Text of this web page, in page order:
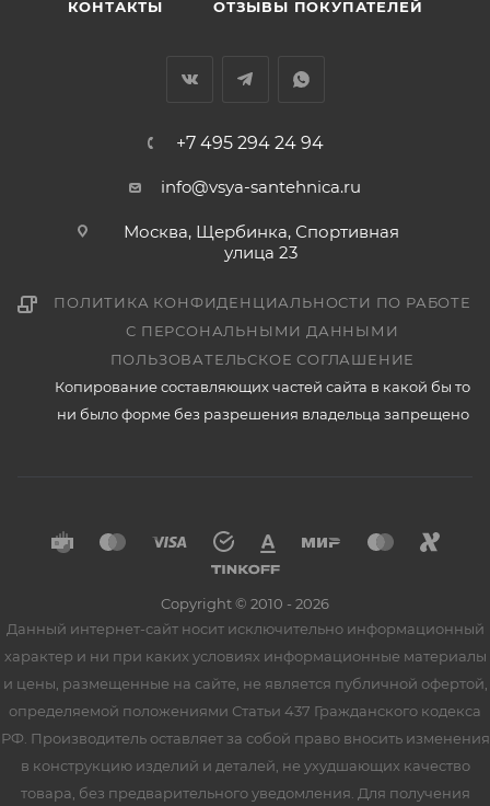
КОНТАКТЫ ОТЗЫВЫ ПОКУПАТЕЛЕЙ
+7 495 294 24 94
info@vsya-santehnica.ru
Москва, Щербинка, Спортивная
улица 23
ПОЛИТИКА КОНФИДЕНЦИАЛЬНОСТИ ПО РАБОТЕ
С ПЕРСОНАЛЬНЫМИ ДАННЫМИ
ПОЛЬЗОВАТЕЛЬСКОЕ СОГЛАШЕНИЕ
Копирование составляющих частей сайта в какой бы то
ни было форме без разрешения владельца запрещено
Copyright © 2010 - 2026
Данный интернет-сайт носит исключительно информационный
характер и ни при каких условиях информационные материалы
и цены, размещенные на сайте, не является публичной офертой,
определяемой положениями Статьи 437 Гражданского кодекса
РФ. Производитель оставляет за собой право вносить изменения
в конструкцию изделий и деталей, не ухудшающих качество
товара, без предварительного уведомления. Для получения